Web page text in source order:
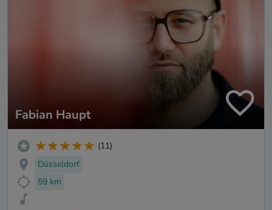
Fabian Haupt
(11)
Düsseldorf
59 km